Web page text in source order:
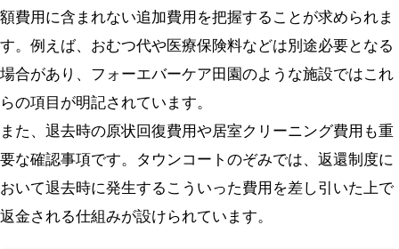
額費用に含まれない追加費用を把握することが求められま
す。例えば、おむつ代や医療保険料などは別途必要となる
場合があり、フォーエバーケア田園のような施設ではこれ
らの項目が明記されています。
また、退去時の原状回復費用や居室クリーニング費用も重
要な確認事項です。タウンコートのぞみでは、返還制度に
おいて退去時に発生するこういった費用を差し引いた上で
返金される仕組みが設けられています。